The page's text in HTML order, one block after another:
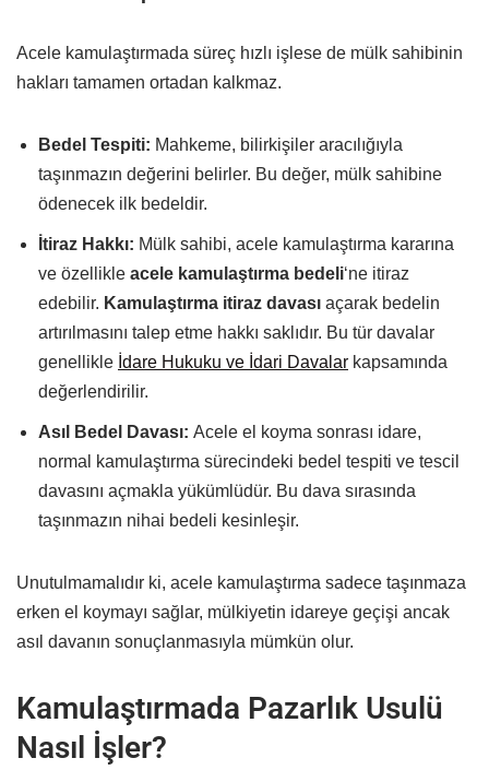
Acele kamulaştırmada süreç hızlı işlese de mülk sahibinin
hakları tamamen ortadan kalkmaz.
Bedel Tespiti: Mahkeme, bilirkişiler aracılığıyla
taşınmazın değerini belirler. Bu değer, mülk sahibine
ödenecek ilk bedeldir.
İtiraz Hakkı: Mülk sahibi, acele kamulaştırma kararına
ve özellikle acele kamulaştırma bedeli‘ne itiraz
edebilir. Kamulaştırma itiraz davası açarak bedelin
artırılmasını talep etme hakkı saklıdır. Bu tür davalar
genellikle İdare Hukuku ve İdari Davalar kapsamında
değerlendirilir.
Asıl Bedel Davası: Acele el koyma sonrası idare,
normal kamulaştırma sürecindeki bedel tespiti ve tescil
davasını açmakla yükümlüdür. Bu dava sırasında
taşınmazın nihai bedeli kesinleşir.
Unutulmamalıdır ki, acele kamulaştırma sadece taşınmaza
erken el koymayı sağlar, mülkiyetin idareye geçişi ancak
asıl davanın sonuçlanmasıyla mümkün olur.
Kamulaştırmada Pazarlık Usulü
Nasıl İşler?